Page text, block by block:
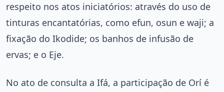
respeito nos atos iniciatórios: através do uso de
tinturas encantatórias, como efun, osun e waji; a
fixação do Ikodide; os banhos de infusão de
ervas; e o Eje.
No ato de consulta a Ifá, a participação de Orí é